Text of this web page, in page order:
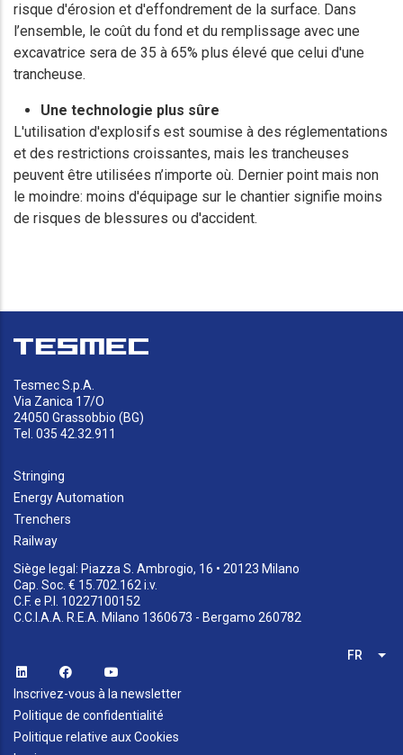
risque d'érosion et d'effondrement de la surface. Dans
l’ensemble, le coût du fond et du remplissage avec une
excavatrice sera de 35 à 65% plus élevé que celui d'une
trancheuse.
Une technologie plus sûre
L'utilisation d'explosifs est soumise à des réglementations
et des restrictions croissantes, mais les trancheuses
peuvent être utilisées n’importe où. Dernier point mais non
le moindre: moins d'équipage sur le chantier signifie moins
de risques de blessures ou d'accident.
Tesmec S.p.A.
Via Zanica 17/O
24050 Grassobbio (BG)
Tel. 035 42.32.911
Stringing
Energy Automation
Trenchers
Railway
Siège legal: Piazza S. Ambrogio, 16 • 20123 Milano
Cap. Soc. € 15.702.162 i.v.
C.F. e P.I. 10227100152
C.C.I.A.A. R.E.A. Milano 1360673 - Bergamo 260782
FR
Inscrivez-vous à la newsletter
Politique de confidentialité
Politique relative aux Cookies